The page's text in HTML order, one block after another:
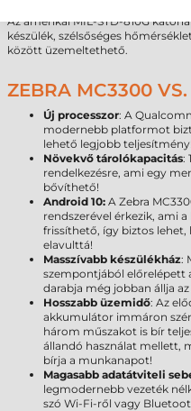
Az amerikai MIL-STD-810G
készülék, szélsőséges
között üzemeltethető.
ZEBRA MC3300
Új processzor: A
modernebb platformot
lehető legjobb teljesítmény!
Növekvő tárolókapacitás:
rendelkezésre, ami egy
bővíthető!
Android 10: A Zebra
rendszerével érkezik, ami a
frissíthető, így biztos lehet,
elavulttá!
Masszívabb készülékház:
szempontjából előrelépett
darabja még jobban állja
Hosszabb üzemidő: Az
akkumulátor immáron
három műszakot is bír
állandó használat mellett,
bírja a munkanapot!
Magasabb adatátviteli
legmodernebb vezeték
szó Wi-Fi-ről vagy